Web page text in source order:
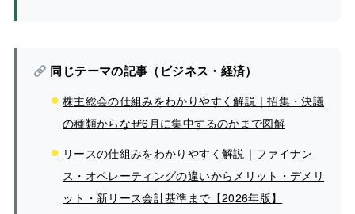
同じテーマの記事（ビジネス・経済）
株主総会の仕組みをわかりやすく解説｜招集・決議
の種類からなぜ6月に集中するのかまで図解
リースの仕組みをわかりやすく解説｜ファイナン
ス・オペレーティングの違いからメリット・デメリ
ット・新リース会計基準まで【2026年版】